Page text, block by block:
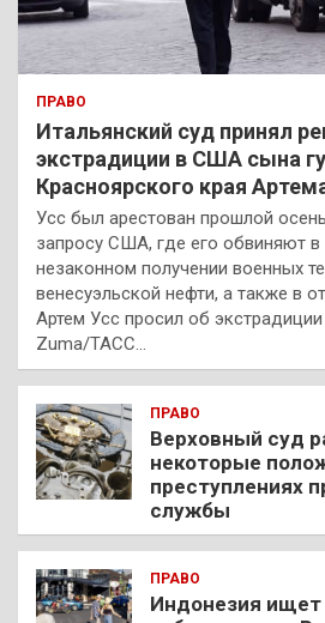
ПРАВО
Итальянский суд принял
экстрадиции в США сына
Красноярского края
Усс был арестован прошлой
запросу США, где его обвиняют в
незаконном получении военных
венесуэльской нефти, а также в
Артем Усс просил об
Zuma/ТАСС…
ПРАВО
Верховный суд
некоторые
преступлениях
службы
ПРАВО
Индонезия ищет